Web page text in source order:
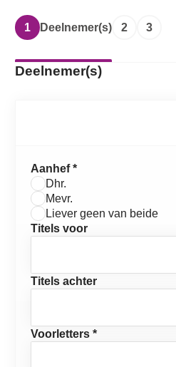
1 Deelnemer(s) 2 3
Deelnemer(s)
Aanhef *
Dhr.
Mevr.
Liever geen van beide
Titels voor
Titels achter
Voorletters *